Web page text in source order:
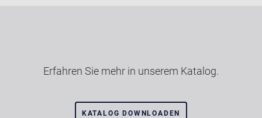
Erfahren Sie mehr in unserem Katalog.
KATALOG DOWNLOADEN